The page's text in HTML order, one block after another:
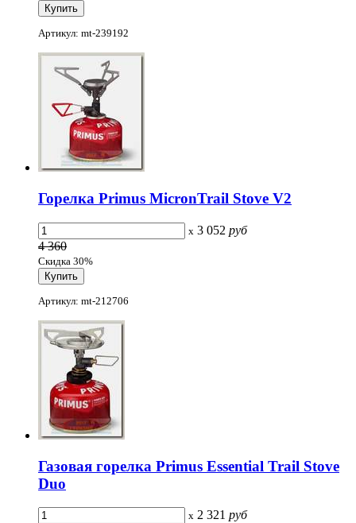
Артикул: mt-239192
Горелка Primus MicronTrail Stove V2
x 3 052 руб
4 360
Скидка 30%
Артикул: mt-212706
Газовая горелка Primus Essential Trail Stove
Duo
x 2 321 руб